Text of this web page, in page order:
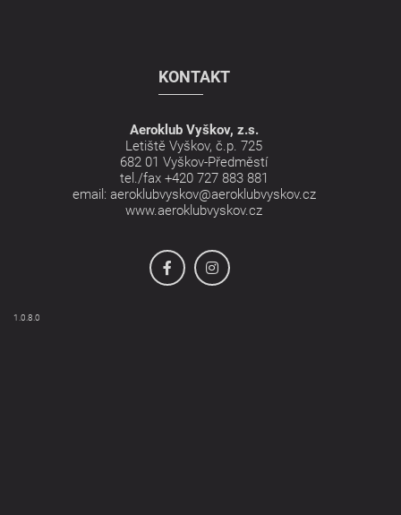
KONTAKT
Aeroklub Vyškov, z.s.
Letiště Vyškov, č.p. 725
682 01 Vyškov-Předměstí
tel./fax +420 727 883 881
email: aeroklubvyskov@aeroklubvyskov.cz
www.aeroklubvyskov.cz
1.0.8.0